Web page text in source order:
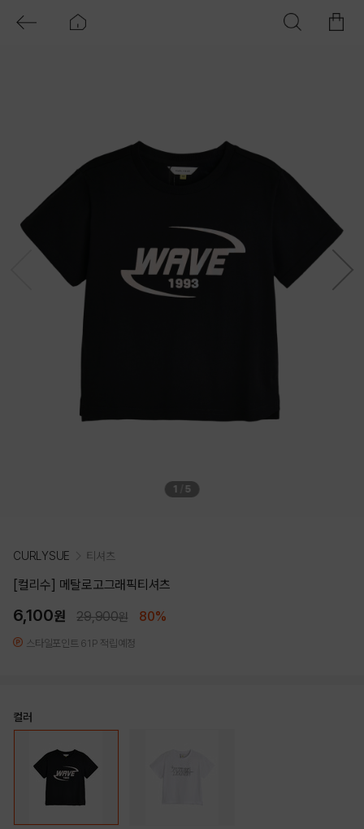
1 5
CURLYSUE 티셔츠
[컬리수] 메탈로고그래픽티셔츠
6,100원 29,900원 80%
스타일포인트 61P 적립예정
컬러